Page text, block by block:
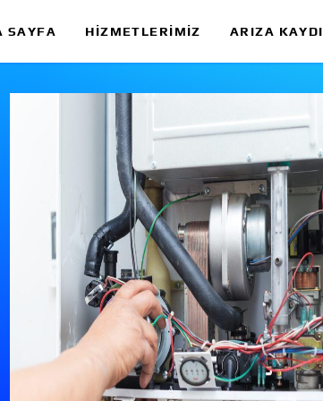
SAYFA HIZMETLERIMIZ ARIZA KAYDI